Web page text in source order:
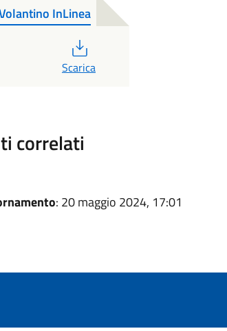
InLinea
Scarica
correlati
: 20 maggio 2024, 17:01